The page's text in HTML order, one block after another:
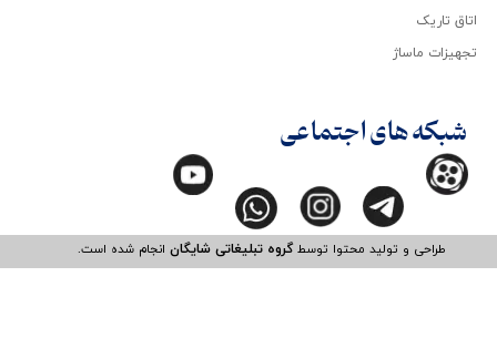
طراحی و تولید محتوا توسطگروه تبلیغاتی شایگانانجام شده است.​​​​​​​
اتاق تاریک
تجهیزات ماساژ
شبکه های اجتماعی